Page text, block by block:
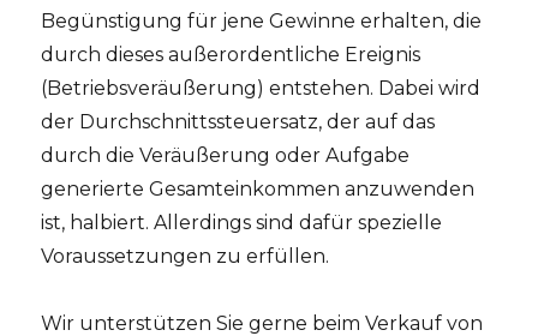
Begünstigung für jene Gewinne erhalten, die
durch dieses außerordentliche Ereignis
(Betriebsveräußerung) entstehen. Dabei wird
der Durchschnittssteuersatz, der auf das
durch die Veräußerung oder Aufgabe
generierte Gesamteinkommen anzuwenden
ist, halbiert. Allerdings sind dafür spezielle
Voraussetzungen zu erfüllen.
Wir unterstützen Sie gerne beim Verkauf von